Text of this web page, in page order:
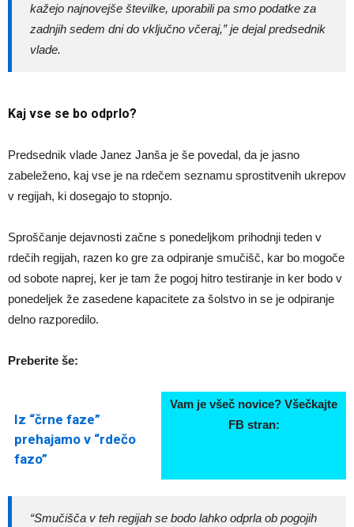
kažejo najnovejše številke, uporabili pa smo podatke za
zadnjih sedem dni do vključno včeraj,” je dejal predsednik
vlade.
Kaj vse se bo odprlo?
Predsednik vlade Janez Janša je še povedal, da je jasno
zabeleženo, kaj vse je na rdečem seznamu sprostitvenih ukrepov
v regijah, ki dosegajo to stopnjo.
Sproščanje dejavnosti začne s ponedeljkom prihodnji teden v
rdečih regijah, razen ko gre za odpiranje smučišč, kar bo mogoče
od sobote naprej, ker je tam že pogoj hitro testiranje in ker bodo v
ponedeljek že zasedene kapacitete za šolstvo in se je odpiranje
delno razporedilo.
Preberite še:
Iz “črne faze”
prehajamo v “rdečo
fazo”
Vam je všeč novice? Všečkajte
FB stran:
“Smučišča v teh regijah se bodo lahko odprla ob pogojih